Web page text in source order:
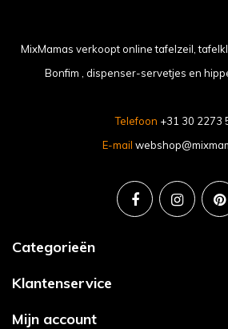
MixMamas verkoopt online tafelzeil,
Bonfim , dispenser-servetjes en
Telefoon +31 30 2273
E-mail
Categorieën
Klantenservice
Mijn account